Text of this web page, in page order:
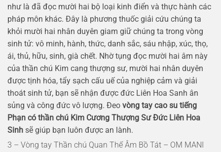
như là đã đọc mười hai bộ loại kinh điển và thực hành các
pháp môn khác. Đây là phương thuốc giải cứu chúng ta
khỏi mười hai nhân duyên giam giữ chúng ta trong vòng
sinh tử: vô minh, hành, thức, danh sắc, sáu nhập, xúc, thọ,
ái, thủ, hữu, sinh, già chết. Nhờ tụng đọc mười hai âm này
của thần chú Kim cang thượng sư, mười hai nhân duyên
được tịnh hóa, tẩy sạch cấu uế của nghiệp cảm và giải
thoát sinh tử, bạn sẽ nhận được đức Liên Hoa Sanh ân
sủng và công đức vô lượng. Đeo vòng tay cao su tiếng
Phạn có thần chú Kim Cương Thượng Sư Đức Liên Hoa
Sinh sẽ giúp bạn luôn được an lành.
3 – Vòng tay Thần chú Quan Thế Âm Bồ Tát – OM MANI